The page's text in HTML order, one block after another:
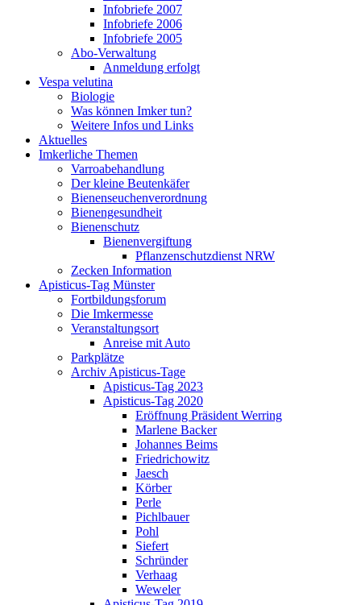
Infobriefe 2007
Infobriefe 2006
Infobriefe 2005
Abo-Verwaltung
Anmeldung erfolgt
Vespa velutina
Biologie
Was können Imker tun?
Weitere Infos und Links
Aktuelles
Imkerliche Themen
Varroabehandlung
Der kleine Beutenkäfer
Bienenseuchenverordnung
Bienengesundheit
Bienenschutz
Bienenvergiftung
Pflanzenschutzdienst NRW
Zecken Information
Apisticus-Tag Münster
Fortbildungsforum
Die Imkermesse
Veranstaltungsort
Anreise mit Auto
Parkplätze
Archiv Apisticus-Tage
Apisticus-Tag 2023
Apisticus-Tag 2020
Eröffnung Präsident Werring
Marlene Backer
Johannes Beims
Friedrichowitz
Jaesch
Körber
Perle
Pichlbauer
Pohl
Siefert
Schründer
Verhaag
Weweler